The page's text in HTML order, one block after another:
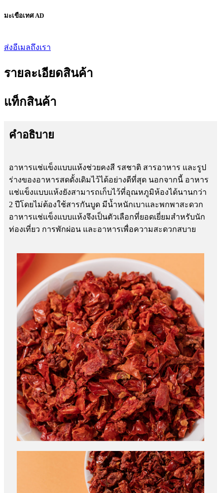
มะเขือเทศ AD
ส่งอีเมลถึงเรา
รายละเอียดสินค้า
แท็กสินค้า
คำอธิบาย
อาหารแช่แข็งแบบแห้งช่วยคงสี รสชาติ สารอาหาร และรูป
ร่างของอาหารสดดั้งเดิมไว้ได้อย่างดีที่สุด นอกจากนี้ อาหาร
แช่แข็งแบบแห้งยังสามารถเก็บไว้ที่อุณหภูมิห้องได้นานกว่า
2 ปีโดยไม่ต้องใช้สารกันบูด มีน้ำหนักเบาและพกพาสะดวก
อาหารแช่แข็งแบบแห้งจึงเป็นตัวเลือกที่ยอดเยี่ยมสำหรับนัก
ท่องเที่ยว การพักผ่อน และอาหารเพื่อความสะดวกสบาย